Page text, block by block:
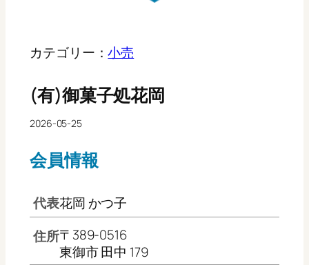
カテゴリー：小売
(有)御菓子処花岡
2026-05-25
会員情報
代表花岡 かつ子
住所〒389-0516
東御市 田中 179